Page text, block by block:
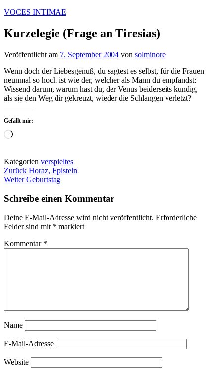
Zum
springen
VOCES INTIMAE
Kurzelegie (Frage an Tiresias)
Veröffentlicht am 7. September 2004 von solminore
Wenn doch der Liebesgenuß, du sagtest es selbst, für die Frauen
neunmal so hoch ist wie der, welcher als Mann du empfandst:
Wissend darum, warum hast du, der Venus beiderseits kundig,
als sie den Weg dir gekreuzt, wieder die Schlangen verletzt?
Gefällt mir:
Wird
Kategorien verspieltes
Beitragsnavigation
Zurück Horaz, Episteln
Weiter Geburtstag
Schreibe einen Kommentar
Deine E-Mail-Adresse wird nicht veröffentlicht. Erforderliche
Felder sind mit * markiert
Kommentar *
Name
E-Mail-Adresse
Website